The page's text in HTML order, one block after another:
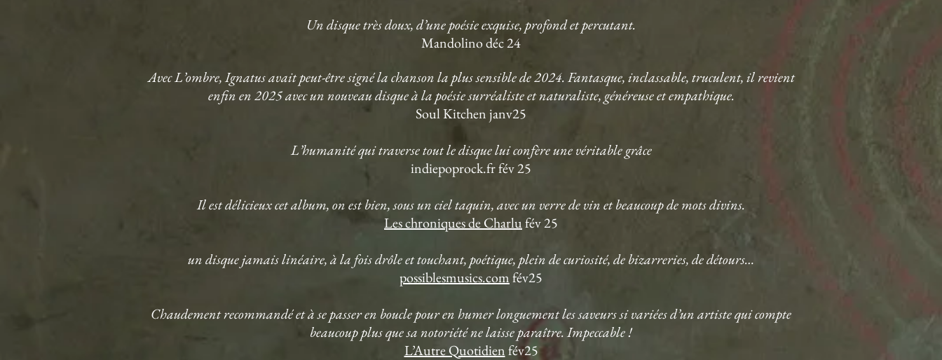
Un disque très doux, d’une poésie exquise, profond et percutant.
Mandolino déc 24
Avec L’ombre, Ignatus avait peut-être signé la chanson la plus sensible de 2024. Fantasque, inclassable, truculent, il revient
enfin en 2025 avec un nouveau disque à la poésie surréaliste et naturaliste, généreuse et empathique.
Soul Kitchen janv25
L’humanité qui traverse tout le disque lui confère une véritable grâce
indiepoprock.fr fév 25
Il est délicieux cet album, on est bien, sous un ciel taquin, avec un verre de vin et beaucoup de mots divins.
Les chroniques de Charlufév 25
un disque jamais linéaire, à la fois drôle et touchant, poétique, plein de curiosité, de bizarreries, de détours…
possiblesmusics.comfév25
Chaudement recommandé et à se passer en boucle pour en humer longuement les saveurs si variées d’un artiste qui compte
beaucoup plus que sa notoriété ne laisse paraître. Impeccable !
L’Autre Quotidienfév25